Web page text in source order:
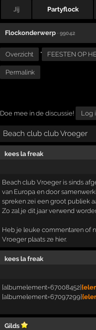
Jij Partyflock
Flockonderwerp · 99042
Overzicht " FEESTEN OP
Permalink
Doe mee in de discussie! Log
Beach club club Vroeger
kees la freak
Beach club Vroeger is sinds
van Europa en door
spreken zei een groot publiek
Zo zal je dit jaar verwend
Heb je leuke commentaren of
Vroeger plaats ze hier.
kees la freak
[albumelement=67008452]
[albumelement=67097299]
Gilds